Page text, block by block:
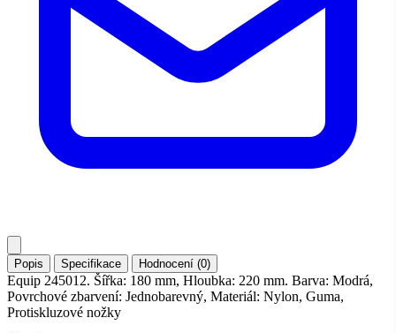
Popis Specifikace Hodnocení (0)
Equip 245012. Šířka: 180 mm, Hloubka: 220 mm. Barva: Modrá,
Povrchové zbarvení: Jednobarevný, Materiál: Nylon, Guma,
Protiskluzové nožky